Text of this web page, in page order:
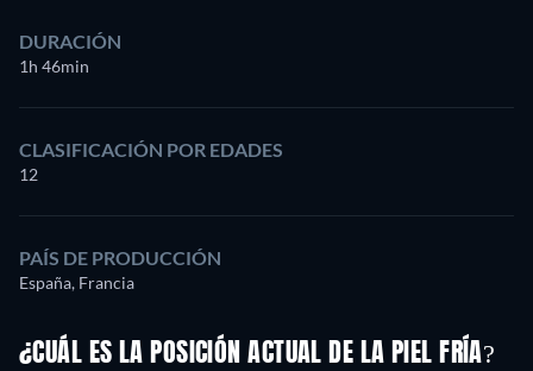
DURACIÓN
1h 46min
CLASIFICACIÓN POR EDADES
12
PAÍS DE PRODUCCIÓN
España, Francia
¿CUÁL ES LA POSICIÓN ACTUAL DE LA PIEL FRÍA?